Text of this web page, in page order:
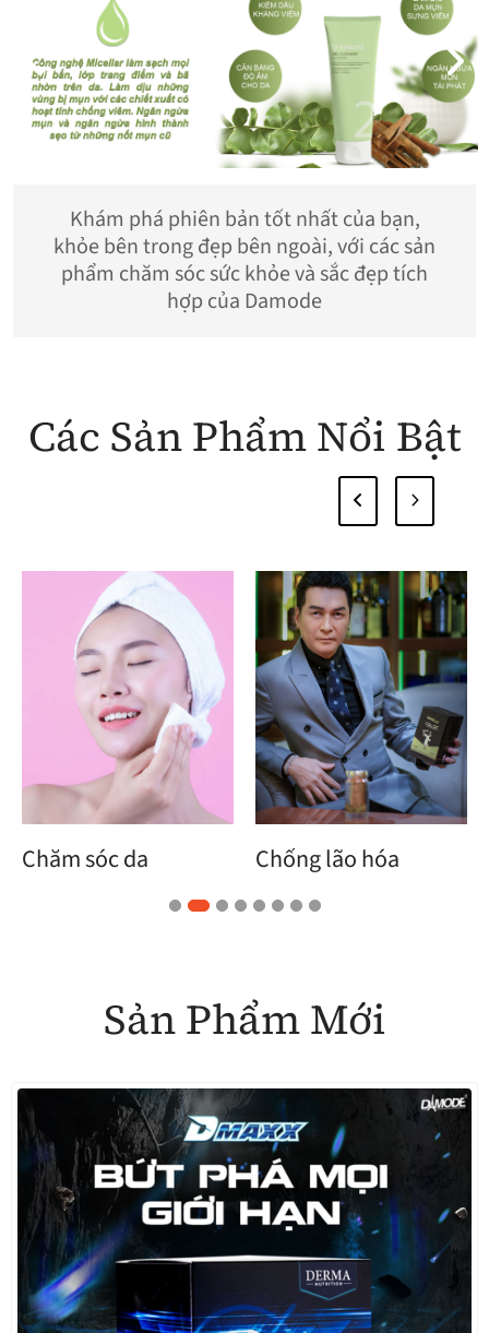
Khám phá phiên bản tốt nhất của bạn,
khỏe bên trong đẹp bên ngoài, với các sản
phẩm chăm sóc sức khỏe và sắc đẹp tích
hợp của Damode
Các Sản Phẩm Nổi Bật
Chống lão hóa Sức khỏe sinh lực
Sản Phẩm Mới